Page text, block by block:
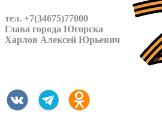
тел. +7(34675)77000
Глава города Югорска
Харлов Алексей Юрьевич